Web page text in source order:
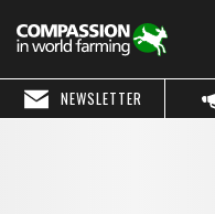
NEWSLETTER